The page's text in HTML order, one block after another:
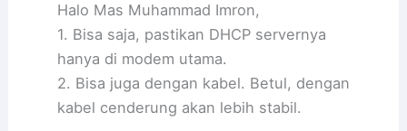
Halo Mas Muhammad Imron,
1. Bisa saja, pastikan DHCP servernya
hanya di modem utama.
2. Bisa juga dengan kabel. Betul, dengan
kabel cenderung akan lebih stabil.